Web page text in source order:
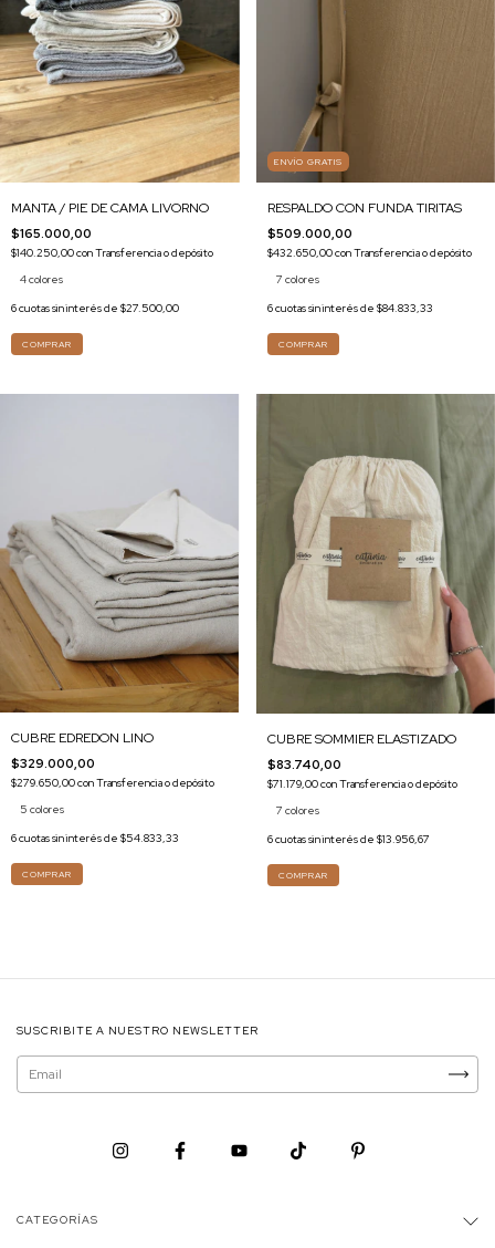
MANTA / PIE DE CAMA LIVORNO
$165.000,00
$140.250,00conTransferencia o depósito
4 colores
6cuotas sin interés de $27.500,00
COMPRAR
ENVÍO GRATIS
RESPALDO CON FUNDA TIRITAS
$509.000,00
$432.650,00conTransferencia o depósito
7 colores
6cuotas sin interés de $84.833,33
COMPRAR
CUBRE EDREDON LINO
$329.000,00
$279.650,00conTransferencia o depósito
5 colores
6cuotas sin interés de $54.833,33
COMPRAR
CUBRE SOMMIER ELASTIZADO
$83.740,00
$71.179,00conTransferencia o depósito
7 colores
6cuotas sin interés de $13.956,67
COMPRAR
SUSCRIBITE A NUESTRO NEWSLETTER
CATEGORÍAS